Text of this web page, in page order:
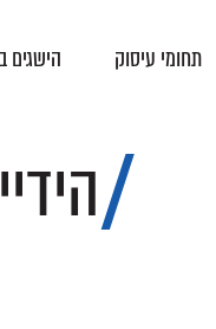
תחומי עיסוק הישגים